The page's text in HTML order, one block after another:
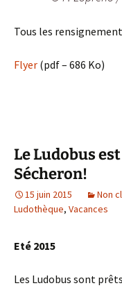
Tous les
Flyer (pdf – 686 Ko)
Le Ludobus
Sécheron!
15 juin 2015 Non
Ludothèque, Vacances
Eté 2015
Les Ludobus sont